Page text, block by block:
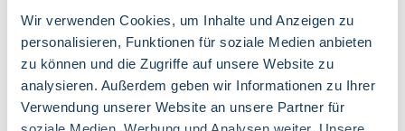
Wir verwenden Cookies, um Inhalte und Anzeigen zu
personalisieren, Funktionen für soziale Medien anbieten
zu können und die Zugriffe auf unsere Website zu
analysieren. Außerdem geben wir Informationen zu Ihrer
Verwendung unserer Website an unsere Partner für